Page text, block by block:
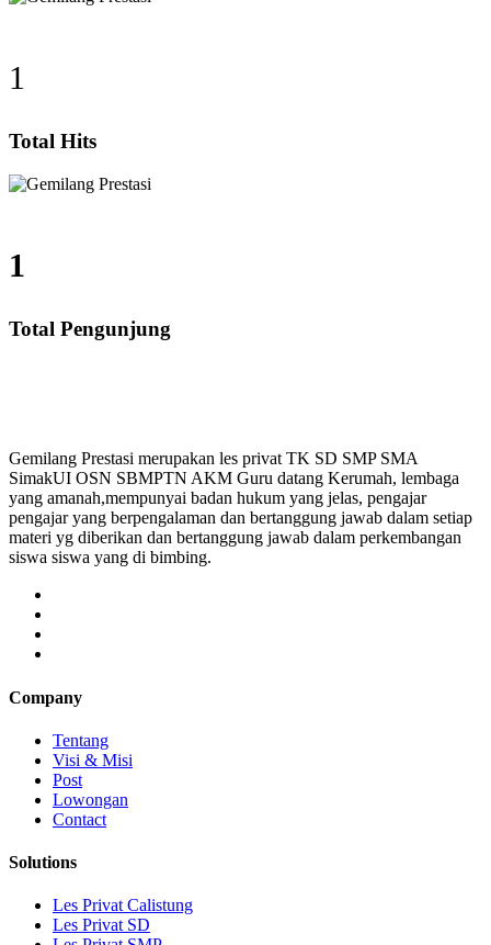
1
Total Hits
1
Total Pengunjung
Gemilang Prestasi merupakan les privat TK SD SMP SMA
SimakUI OSN SBMPTN AKM Guru datang Kerumah, lembaga
yang amanah,mempunyai badan hukum yang jelas, pengajar
pengajar yang berpengalaman dan bertanggung jawab dalam setiap
materi yg diberikan dan bertanggung jawab dalam perkembangan
siswa siswa yang di bimbing.
Company
Tentang
Visi & Misi
Post
Lowongan
Contact
Solutions
Les Privat Calistung
Les Privat SD